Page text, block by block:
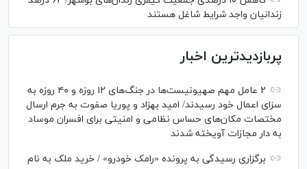
زندانیان واجد شرایط شاغل هستند
پربازدیدترین اخبار
۲ عامل مهم صهیونیست‌ها در جنگ‌های ۱۲ روزه و ۴۰ روزه به
سزای اعمال خود رسیدند/ امید بهزاد و پوریا صفوت به جرم ارسال
مختصات مکان‌های حساس نظامی و امنیتی برای افسران موساد
به دار مجازات آویخته شدند
برگزاری رسیدگی به پرونده «رامک خودرو» / خرید ملک به نام